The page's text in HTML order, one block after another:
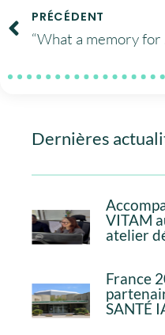
PRÉCÉDENT
Dernières
VITAM
atelier
France
SANTÉ